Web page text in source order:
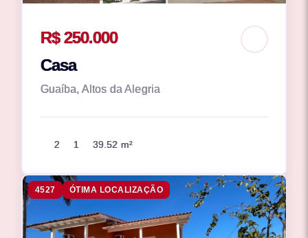
R$ 250.000
Casa
Guaíba, Altos da Alegria
2 1 39.52 m²
4527 ÓTIMA LOCALIZAÇÃO